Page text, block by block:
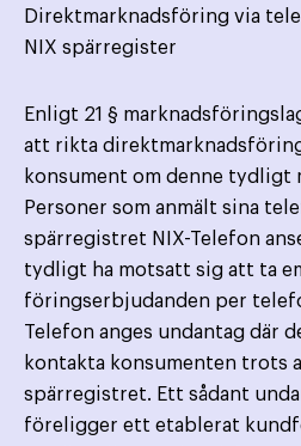
Direktmarknadsföring via
NIX spärregister
Enligt 21 §
att rikta
konsument om denne tydligt
Personer som anmält sina
spärregistret NIX-Telefon
tydligt ha motsatt sig att ta
föringserbjudanden per
Telefon anges undantag där
kontakta konsumenten trots
spärregistret. Ett sådant
föreligger ett etablerat